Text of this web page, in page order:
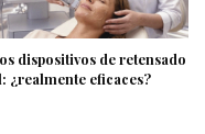
dispositivos de retensado
¿realmente eficaces?